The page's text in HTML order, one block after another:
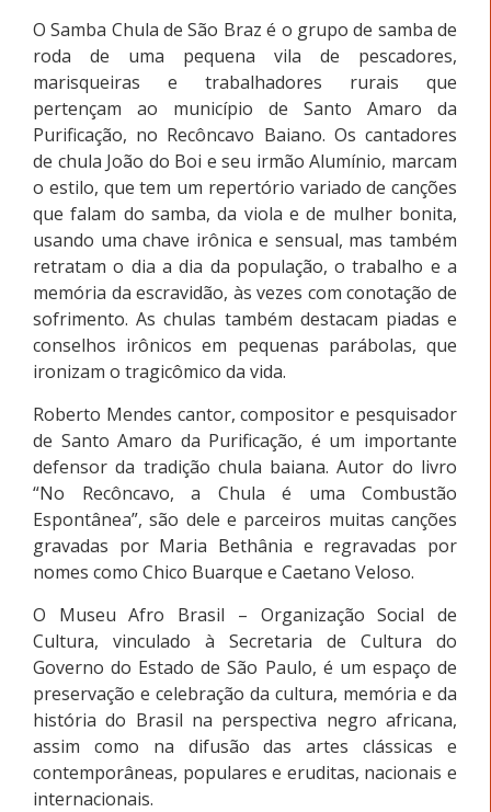
O Samba Chula de São Braz é o grupo de samba de
roda de uma pequena vila de pescadores,
marisqueiras e trabalhadores rurais que
pertençam ao município de Santo Amaro da
Purificação, no Recôncavo Baiano. Os cantadores
de chula João do Boi e seu irmão Alumínio, marcam
o estilo, que tem um repertório variado de canções
que falam do samba, da viola e de mulher bonita,
usando uma chave irônica e sensual, mas também
retratam o dia a dia da população, o trabalho e a
memória da escravidão, às vezes com conotação de
sofrimento. As chulas também destacam piadas e
conselhos irônicos em pequenas parábolas, que
ironizam o tragicômico da vida.
Roberto Mendes cantor, compositor e pesquisador
de Santo Amaro da Purificação, é um importante
defensor da tradição chula baiana. Autor do livro
“No Recôncavo, a Chula é uma Combustão
Espontânea”, são dele e parceiros muitas canções
gravadas por Maria Bethânia e regravadas por
nomes como Chico Buarque e Caetano Veloso.
O Museu Afro Brasil – Organização Social de
Cultura, vinculado à Secretaria de Cultura do
Governo do Estado de São Paulo, é um espaço de
preservação e celebração da cultura, memória e da
história do Brasil na perspectiva negro africana,
assim como na difusão das artes clássicas e
contemporâneas, populares e eruditas, nacionais e
internacionais.